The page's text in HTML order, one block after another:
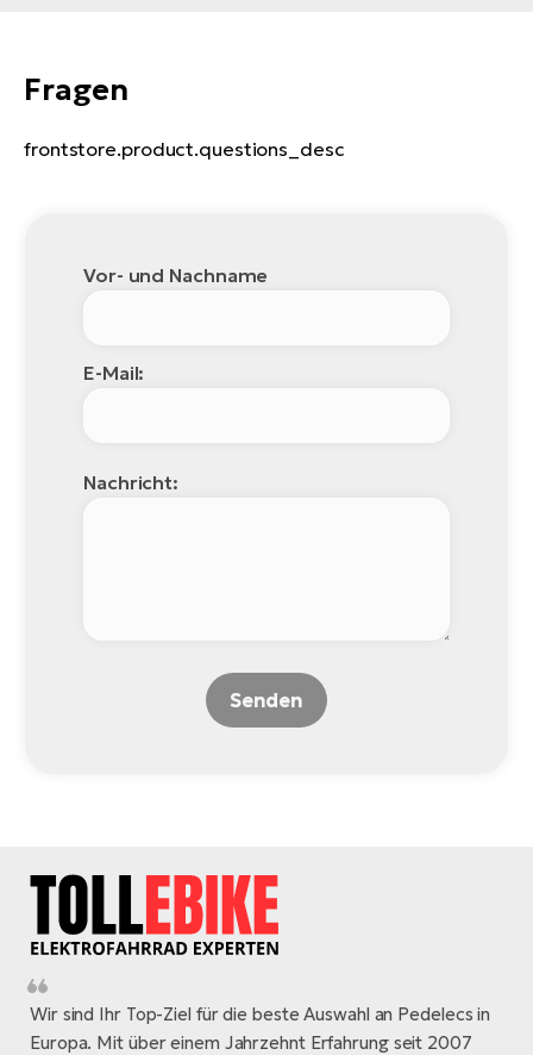
Fragen
frontstore.product.questions_desc
Vor- und Nachname
E-Mail:
Nachricht:
Senden
Wir sind Ihr Top-Ziel für die beste Auswahl an Pedelecs in
Europa. Mit über einem Jahrzehnt Erfahrung seit 2007